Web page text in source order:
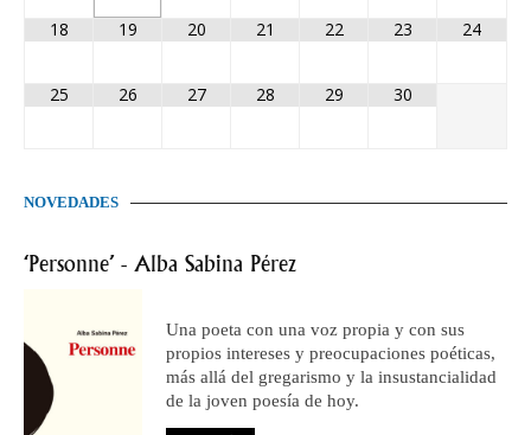
18 19 20 21 22 23 24
25 26 27 28 29 30
NOVEDADES
‘Personne’ - Alba Sabina Pérez
Una poeta con una voz propia y con sus
propios intereses y preocupaciones poéticas,
más allá del gregarismo y la insustancialidad
de la joven poesía de hoy.